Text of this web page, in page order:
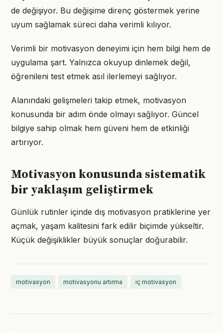
de değişiyor. Bu değişime direnç göstermek yerine
uyum sağlamak süreci daha verimli kılıyor.
Verimli bir motivasyon deneyimi için hem bilgi hem de
uygulama şart. Yalnızca okuyup dinlemek değil,
öğrenileni test etmek asıl ilerlemeyi sağlıyor.
Alanındaki gelişmeleri takip etmek, motivasyon
konusunda bir adım önde olmayı sağlıyor. Güncel
bilgiye sahip olmak hem güveni hem de etkinliği
artırıyor.
Motivasyon konusunda sistematik
bir yaklaşım geliştirmek
Günlük rutinler içinde dış motivasyon pratiklerine yer
açmak, yaşam kalitesini fark edilir biçimde yükseltir.
Küçük değişiklikler büyük sonuçlar doğurabilir.
motivasyon motivasyonu artırma iç motivasyon